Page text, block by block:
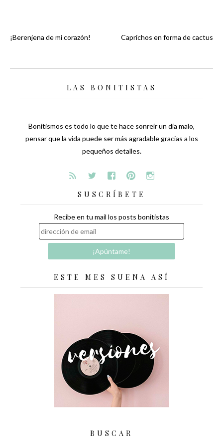
Navegación
de
entradas
¡Berenjena de mi corazón! Caprichos en forma de cactus
LAS BONITISTAS
Bonitismos es todo lo que te hace sonreír un día malo,
pensar que la vida puede ser más agradable gracias a los
pequeños detalles.
SUSCRÍBETE
Recibe en tu mail los posts bonitistas
ESTE MES SUENA ASÍ
BUSCAR